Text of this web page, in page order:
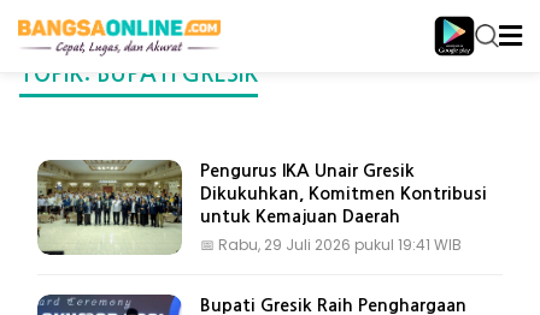
TOPIK: BUPATI GRESIK
Pengurus IKA Unair Gresik
Dikukuhkan, Komitmen Kontribusi
untuk Kemajuan Daerah
📅 Rabu, 29 Juli 2026 pukul 19:41 WIB
Bupati Gresik Raih Penghargaan